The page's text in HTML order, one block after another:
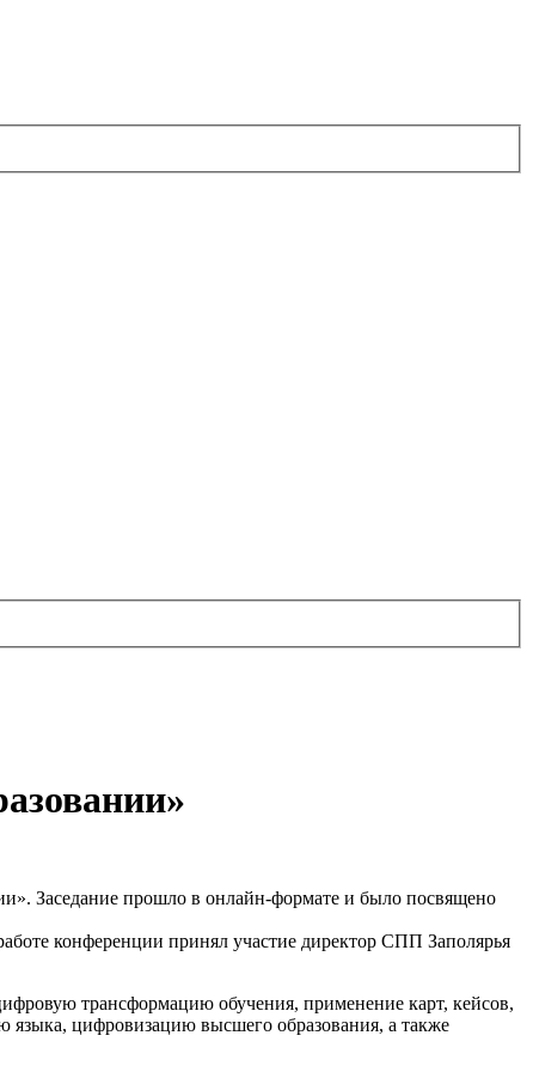
Заседание прошло в онлайн-формате и было посвящено
конференции принял участие директор СПП Заполярья
трансформацию обучения, применение карт, кейсов,
языка, цифровизацию высшего образования, а также